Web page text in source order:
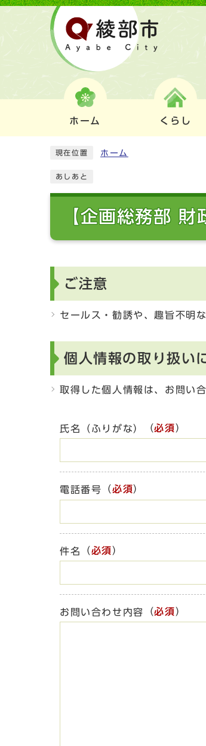
ホーム くらし
現在位置 ホーム
あしあと
【企画総務部
ご注意
セールス・勧誘や、趣旨不明
個人情報の取り扱い
取得した個人情報は、お問い
氏名（ふりがな） （必須）
電話番号 （必須）
件名 （必須）
お問い合わせ内容 （必須）